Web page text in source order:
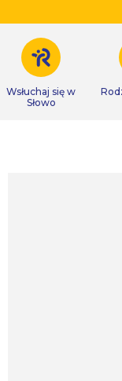
Wsłuchaj się w
Słowo